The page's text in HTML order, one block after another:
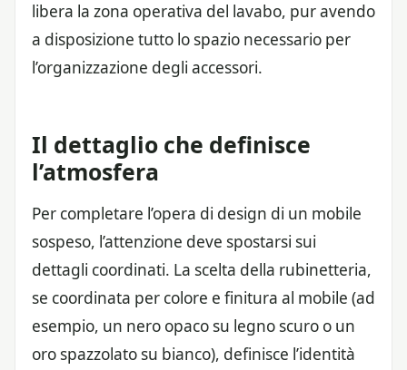
libera la zona operativa del lavabo, pur avendo
a disposizione tutto lo spazio necessario per
l’organizzazione degli accessori.
Il dettaglio che definisce
l’atmosfera
Per completare l’opera di design di un mobile
sospeso, l’attenzione deve spostarsi sui
dettagli coordinati. La scelta della rubinetteria,
se coordinata per colore e finitura al mobile (ad
esempio, un nero opaco su legno scuro o un
oro spazzolato su bianco), definisce l’identità